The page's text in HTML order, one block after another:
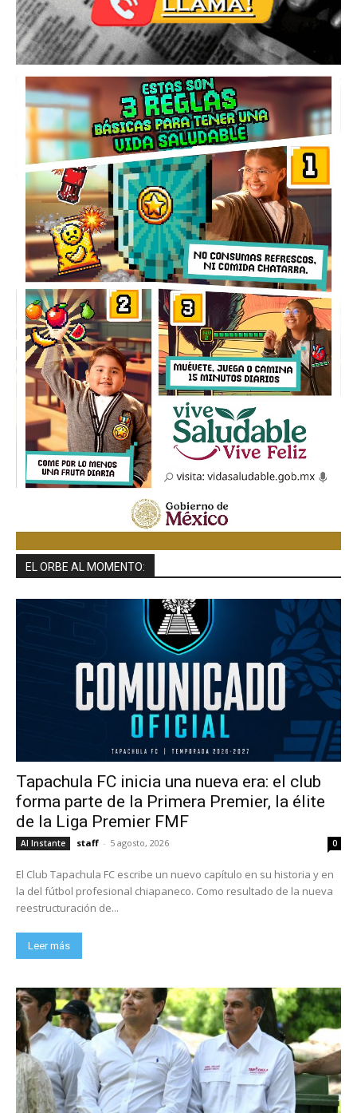
EL ORBE AL MOMENTO:
Tapachula FC inicia una nueva era: el club
forma parte de la Primera Premier, la élite
de la Liga Premier FMF
Al Instante staff - 5 agosto, 2026 0
El Club Tapachula FC escribe un nuevo capítulo en su historia y en
la del fútbol profesional chiapaneco. Como resultado de la nueva
reestructuración de...
Leer más